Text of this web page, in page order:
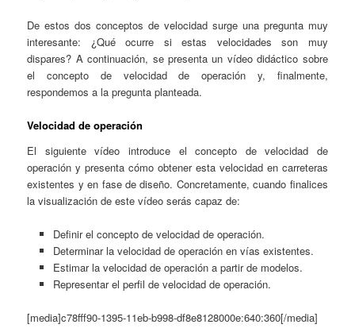
De estos dos conceptos de velocidad surge una pregunta muy
interesante: ¿Qué ocurre si estas velocidades son muy
dispares? A continuación, se presenta un vídeo didáctico sobre
el concepto de velocidad de operación y, finalmente,
respondemos a la pregunta planteada.
Velocidad de operación
El siguiente vídeo introduce el concepto de velocidad de
operación y presenta cómo obtener esta velocidad en carreteras
existentes y en fase de diseño. Concretamente, cuando finalices
la visualización de este vídeo serás capaz de:
Definir el concepto de velocidad de operación.
Determinar la velocidad de operación en vías existentes.
Estimar la velocidad de operación a partir de modelos.
Representar el perfil de velocidad de operación.
[media]c78fff90-1395-11eb-b998-df8e8128000e:640:360[/media]